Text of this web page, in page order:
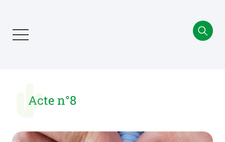
principalActe n°8